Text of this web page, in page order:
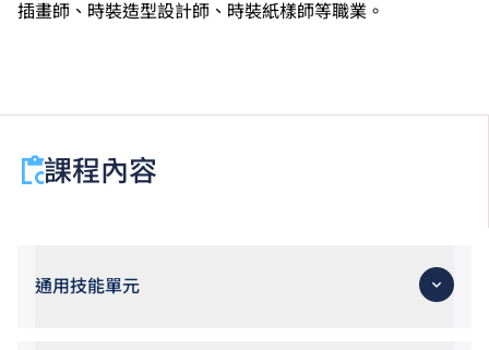
插畫師、時裝造型設計師、時裝紙樣師等職業。
課程內容
通用技能單元